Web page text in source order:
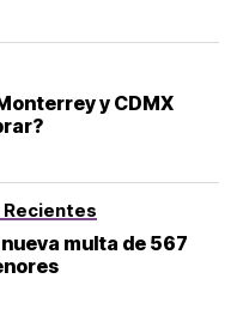
y CDMX
multa de 567